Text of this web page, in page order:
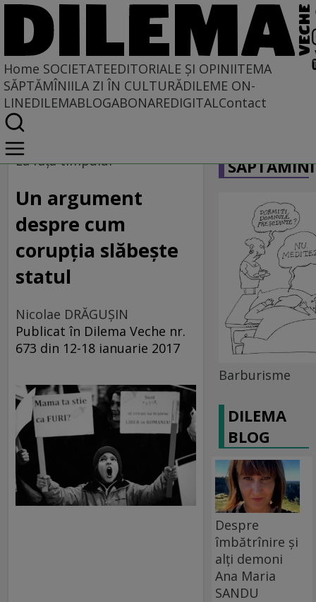
Home SOCIETATEEDITORIALE ȘI OPINIITEMA
SĂPTĂMÎNIILA ZI ÎN CULTURĂDILEME ON-
LINEDILEMABLOGABONAREDIGITALContact
Home
Societate
La faţa timpului
Un argument
despre cum
corupţia slăbeşte
statul
Nicolae DRĂGUŞIN
Publicat în Dilema Veche nr.
673 din 12-18 ianuarie 2017
Barburisme
DILEMA
BLOG
Despre
îmbătrînire și
alți demoni
Ana Maria
SANDU